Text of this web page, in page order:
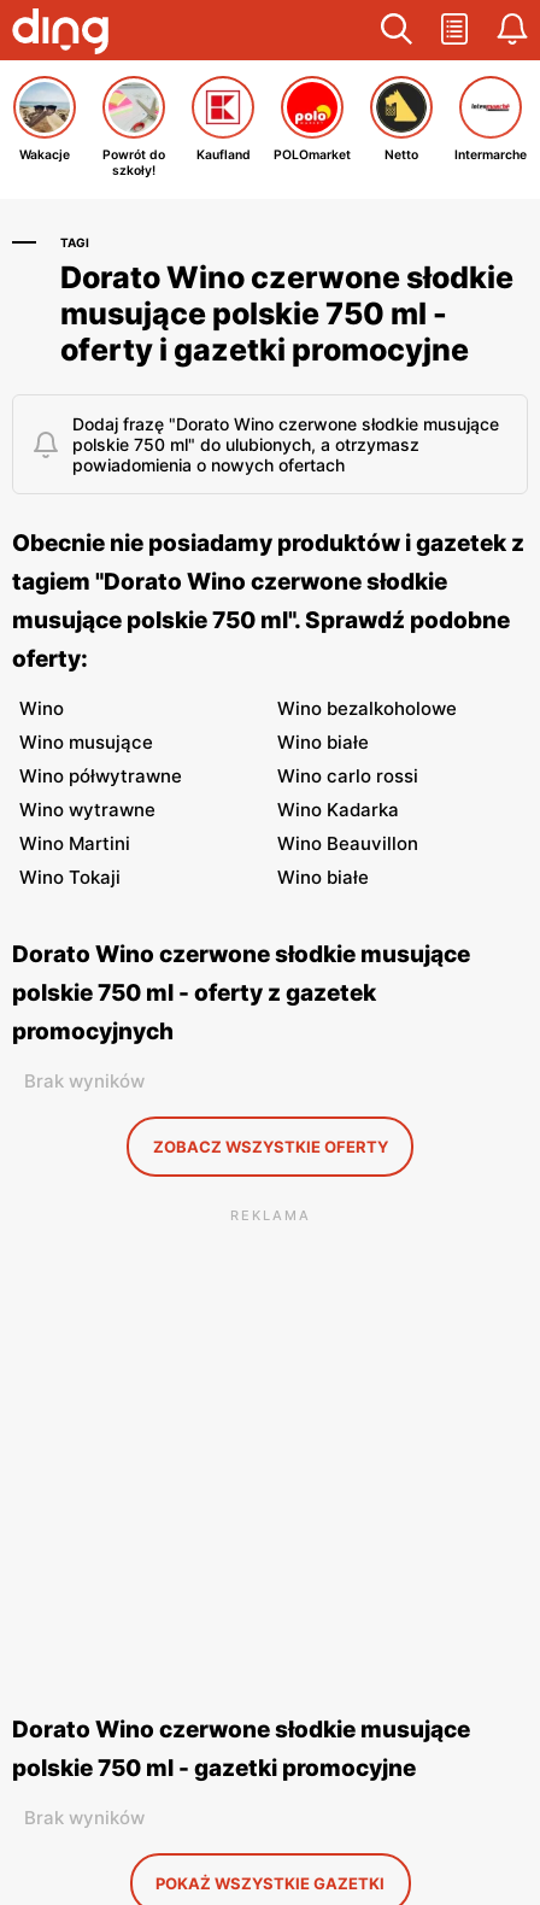
Wakacje
Powrót do
szkoły!
Kaufland POLOmarket Netto Intermarche
TAGI
Dorato Wino czerwone słodkie
musujące polskie 750 ml -
oferty i gazetki promocyjne
Dodaj frazę "Dorato Wino czerwone słodkie musujące
polskie 750 ml" do ulubionych, a otrzymasz
powiadomienia o nowych ofertach
Obecnie nie posiadamy produktów i gazetek z
tagiem "Dorato Wino czerwone słodkie
musujące polskie 750 ml". Sprawdź podobne
oferty:
Wino
Wino bezalkoholowe
Wino musujące
Wino białe
Wino półwytrawne
Wino carlo rossi
Wino wytrawne
Wino Kadarka
Wino Martini
Wino Beauvillon
Wino Tokaji
Wino białe
Dorato Wino czerwone słodkie musujące
polskie 750 ml - oferty z gazetek
promocyjnych
Brak wyników
ZOBACZ WSZYSTKIE OFERTY
REKLAMA
Dorato Wino czerwone słodkie musujące
polskie 750 ml - gazetki promocyjne
Brak wyników
POKAŻ WSZYSTKIE GAZETKI